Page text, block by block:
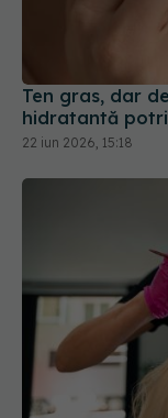
Ten gras, dar
hidratantă
Culorile de păr
să știi despre
31 dec 2025, 10:45